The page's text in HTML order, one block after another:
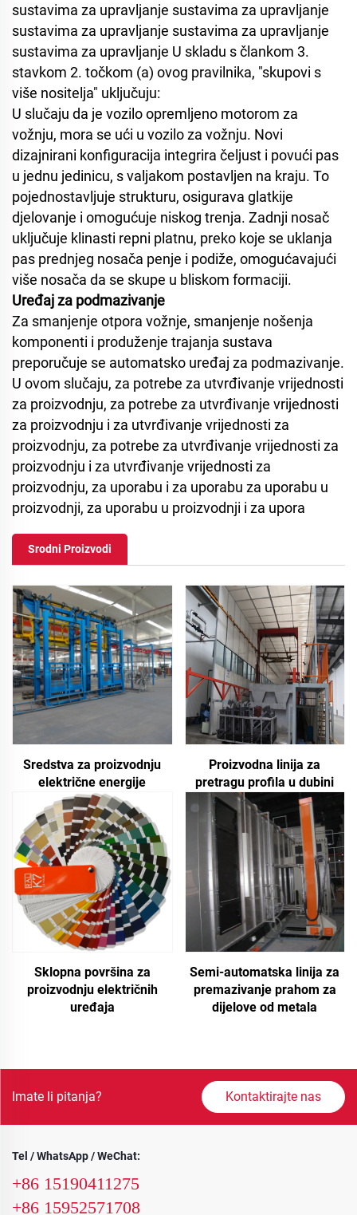
sustavima za upravljanje sustavima za upravljanje
sustavima za upravljanje sustavima za upravljanje
sustavima za upravljanje U skladu s člankom 3.
stavkom 2. točkom (a) ovog pravilnika, "skupovi s
više nositelja" uključuju:
U slučaju da je vozilo opremljeno motorom za
vožnju, mora se ući u vozilo za vožnju. Novi
dizajnirani konfiguracija integrira čeljust i povući pas
u jednu jedinicu, s valjakom postavljen na kraju. To
pojednostavljuje strukturu, osigurava glatkije
djelovanje i omogućuje niskog trenja. Zadnji nosač
uključuje klinasti repni platnu, preko koje se uklanja
pas prednjeg nosača penje i podiže, omogućavajući
više nosača da se skupe u bliskom formaciji.
Uređaj za podmazivanje
Za smanjenje otpora vožnje, smanjenje nošenja
komponenti i produženje trajanja sustava
preporučuje se automatsko uređaj za podmazivanje.
U ovom slučaju, za potrebe za utvrđivanje vrijednosti
za proizvodnju, za potrebe za utvrđivanje vrijednosti
za proizvodnju i za utvrđivanje vrijednosti za
proizvodnju, za potrebe za utvrđivanje vrijednosti za
proizvodnju i za utvrđivanje vrijednosti za
proizvodnju, za uporabu i za uporabu za uporabu u
proizvodnji, za uporabu u proizvodnji i za upora
Srodni Proizvodi
Sredstva za proizvodnju
električne energije
Proizvodna linija za
pretragu profila u dubini
Sklopna površina za
proizvodnju električnih
uređaja
Semi-automatska linija za
premazivanje prahom za
dijelove od metala
Imate li pitanja? Kontaktirajte nas
Tel / WhatsApp / WeChat:
+86 15190411275
+86 15952571708